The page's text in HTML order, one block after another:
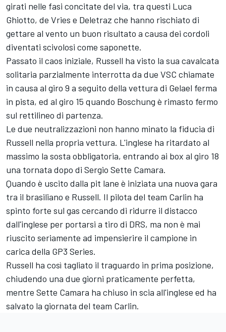
girati nelle fasi concitate del via, tra questi Luca
Ghiotto, de Vries e Deletraz che hanno rischiato di
gettare al vento un buon risultato a causa dei cordoli
diventati scivolosi come saponette.
Passato il caos iniziale, Russell ha visto la sua cavalcata
solitaria parzialmente interrotta da due VSC chiamate
in causa al giro 9 a seguito della vettura di Gelael ferma
in pista, ed al giro 15 quando Boschung è rimasto fermo
sul rettilineo di partenza.
Le due neutralizzazioni non hanno minato la fiducia di
Russell nella propria vettura. L'inglese ha ritardato al
massimo la sosta obbligatoria, entrando ai box al giro 18
una tornata dopo di Sergio Sette Camara.
Quando è uscito dalla pit lane è iniziata una nuova gara
tra il brasiliano e Russell. Il pilota del team Carlin ha
spinto forte sul gas cercando di ridurre il distacco
dall'inglese per portarsi a tiro di DRS, ma non è mai
riuscito seriamente ad impensierire il campione in
carica della GP3 Series.
Russell ha così tagliato il traguardo in prima posizione,
chiudendo una due giorni praticamente perfetta,
mentre Sette Camara ha chiuso in scia all'inglese ed ha
salvato la giornata del team Carlin.